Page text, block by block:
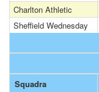
Charlton Athletic
Sheffield Wednesday
Squadra